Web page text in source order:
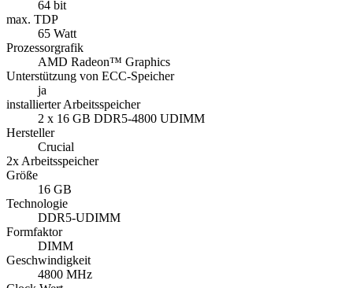
64 bit
max. TDP
65 Watt
Prozessorgrafik
AMD Radeon™ Graphics
Unterstützung von ECC-Speicher
ja
installierter Arbeitsspeicher
2 x 16 GB DDR5-4800 UDIMM
Hersteller
Crucial
2x Arbeitsspeicher
Größe
16 GB
Technologie
DDR5-UDIMM
Formfaktor
DIMM
Geschwindigkeit
4800 MHz